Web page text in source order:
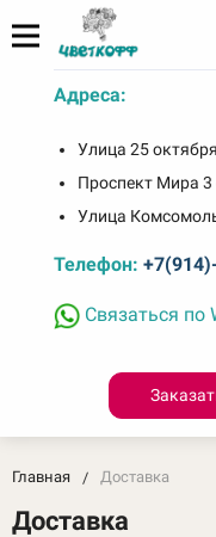
Адреса:
Улица 25
Проспект Мира 3
Улица
Телефон:
Связаться по
Главная Доставка
Доставка